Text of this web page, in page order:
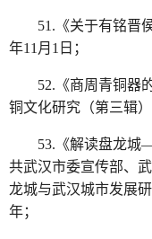
51.《关于有铭晋
年11月1日；
52.《商周青铜器
铜文化研究（第三辑
53.《解读盘龙城
共武汉市委宣传部、
龙城与武汉城市发展
年；